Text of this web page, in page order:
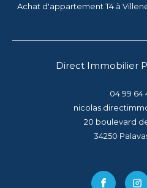
Achat d'appartement T4 à
Direct Immobilier
04 99 64
20 boulevard
34250